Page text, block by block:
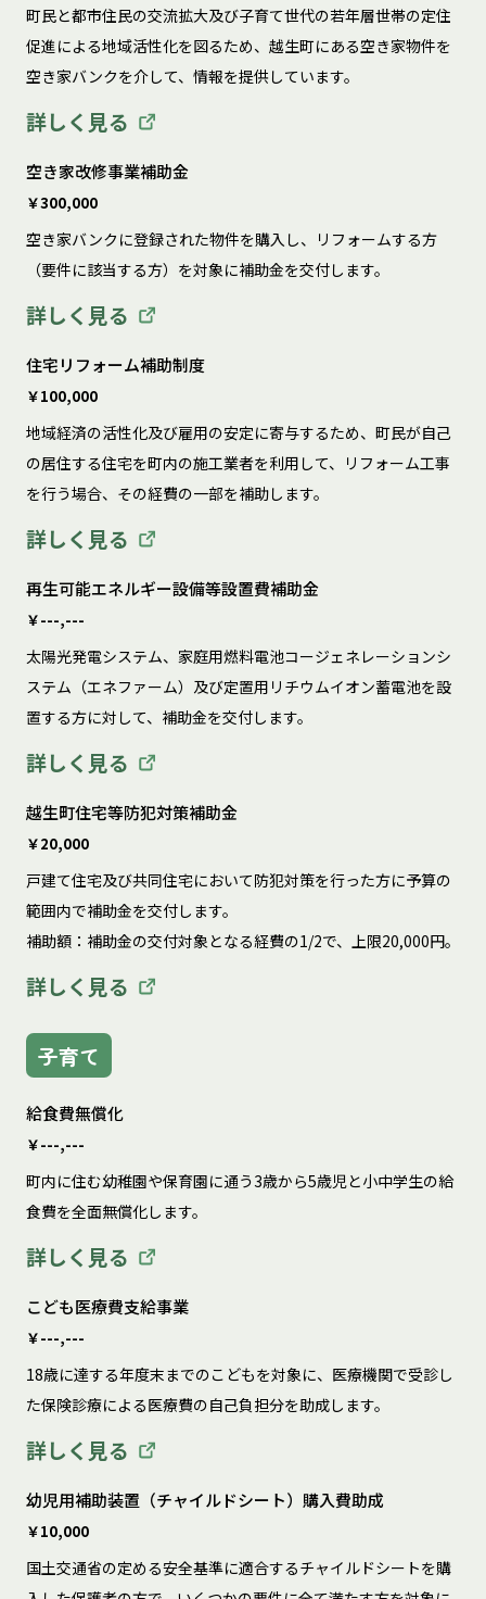
町民と都市住民の交流拡大及び子育て世代の若年層世帯の定住
促進による地域活性化を図るため、越生町にある空き家物件を
空き家バンクを介して、情報を提供しています。
詳しく見る
空き家改修事業補助金
￥300,000
空き家バンクに登録された物件を購入し、リフォームする方
（要件に該当する方）を対象に補助金を交付します。
詳しく見る
住宅リフォーム補助制度
￥100,000
地域経済の活性化及び雇用の安定に寄与するため、町民が自己
の居住する住宅を町内の施工業者を利用して、リフォーム工事
を行う場合、その経費の一部を補助します。
詳しく見る
再生可能エネルギー設備等設置費補助金
￥---,---
太陽光発電システム、家庭用燃料電池コージェネレーションシ
ステム（エネファーム）及び定置用リチウムイオン蓄電池を設
置する方に対して、補助金を交付します。
詳しく見る
越生町住宅等防犯対策補助金
￥20,000
戸建て住宅及び共同住宅において防犯対策を行った方に予算の
範囲内で補助金を交付します。
補助額：補助金の交付対象となる経費の1/2で、上限20,000円。
詳しく見る
子育て
給食費無償化
￥---,---
町内に住む幼稚園や保育園に通う3歳から5歳児と小中学生の給
食費を全面無償化します。
詳しく見る
こども医療費支給事業
￥---,---
18歳に達する年度末までのこどもを対象に、医療機関で受診し
た保険診療による医療費の自己負担分を助成します。
詳しく見る
幼児用補助装置（チャイルドシート）購入費助成
￥10,000
国土交通省の定める安全基準に適合するチャイルドシートを購